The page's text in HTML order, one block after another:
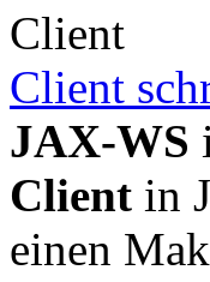
Client
JAX-WS
Client in
einen